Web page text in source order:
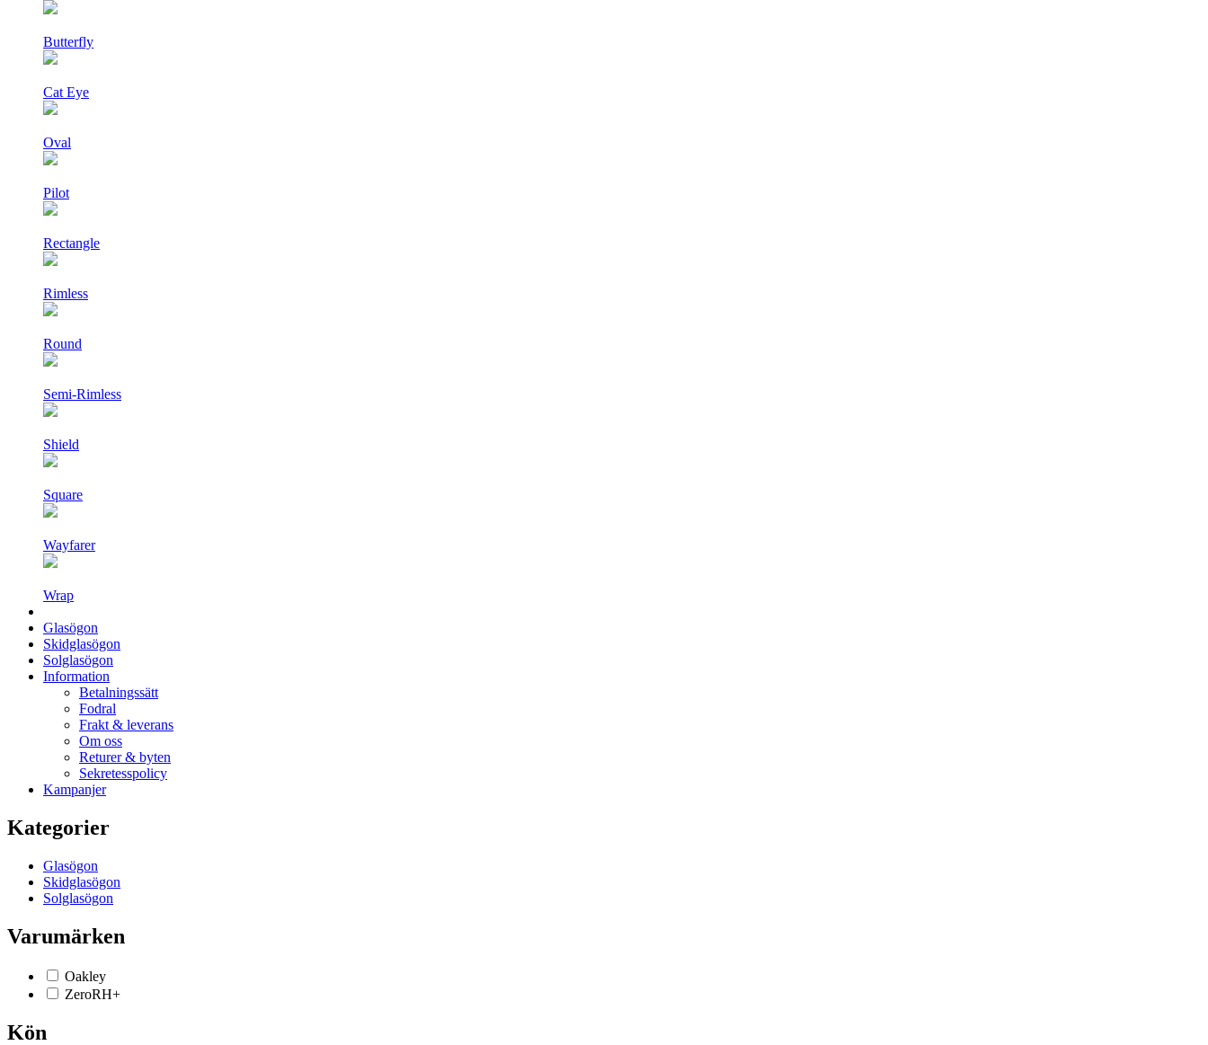
Butterfly
Cat Eye
Oval
Pilot
Rectangle
Rimless
Round
Semi-Rimless
Shield
Square
Wayfarer
Wrap
Glasögon
Skidglasögon
Solglasögon
Information
Betalningssätt
Fodral
Frakt & leverans
Om oss
Returer & byten
Sekretesspolicy
Kampanjer
Kategorier
Glasögon
Skidglasögon
Solglasögon
Varumärken
Oakley
ZeroRH+
Kön